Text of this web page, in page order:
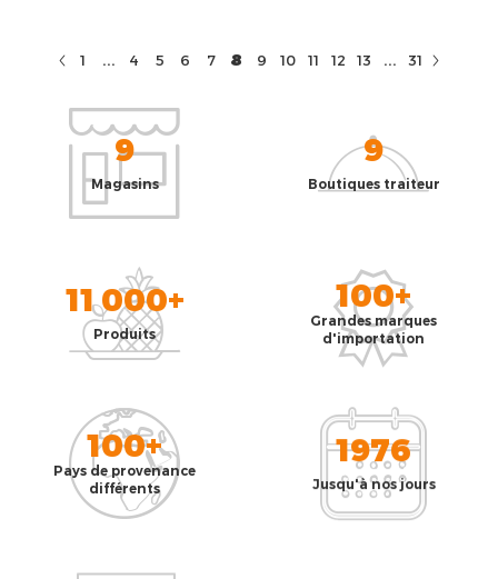
1 ... 4 5 6 7 8 9 10 11 12 13 ... 31
9
Magasins
9
Boutiques traiteur
11 000+
Produits
100+
Grandes marques
d'importation
100+
Pays de provenance
différents
1976
Jusqu'à nos jours